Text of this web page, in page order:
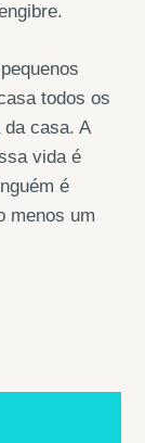
todos os
casa. A
vida é
é
menos um